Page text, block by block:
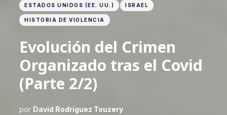
ESTADOS UNIDOS (EE. UU.) ISRAEL
HISTORIA DE VIOLENCIA
Evolución del Crimen
Organizado tras el Covid
(Parte 2/2)
por David Rodriguez Touzery